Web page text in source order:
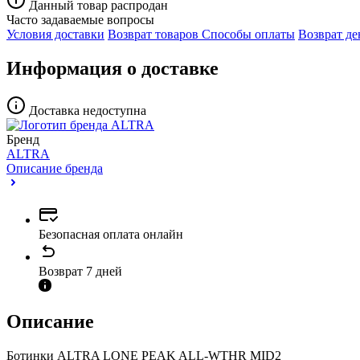
Данный товар распродан
Часто задаваемые вопросы
Условия доставки Возврат товаров Способы оплаты Возврат
Информация о доставке
Доставка недоступна
Бренд
ALTRA
Описание бренда
Безопасная оплата онлайн
Возврат 7 дней
Описание
Ботинки ALTRA LONE PEAK ALL-WTHR MID2